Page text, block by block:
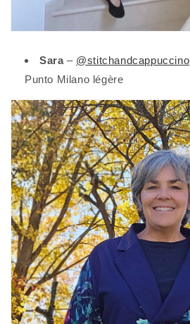
Sara– @stitchandcappuccino
Punto Milano légère